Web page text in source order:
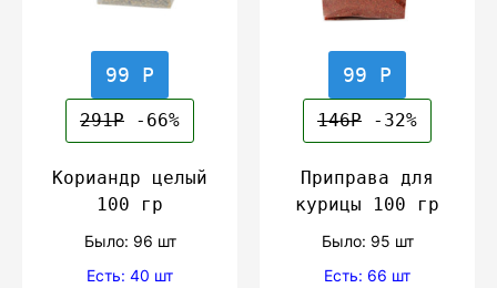
99 Р
291Р -66%
Кориандр целый
100 гр
Было: 96 шт
Есть: 40 шт
99 Р
146Р -32%
Приправа для
курицы 100 гр
Было: 95 шт
Есть: 66 шт